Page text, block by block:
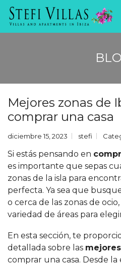
Mejores zonas de
comprar una casa
diciembre 15, 2023 stefi
Si estás pensando en
es importante que sepas
zonas de la isla para
perfecta. Ya sea que
o cerca de las zonas de
variedad de áreas para
En esta sección, te
detallada sobre las
comprar una casa. Desde